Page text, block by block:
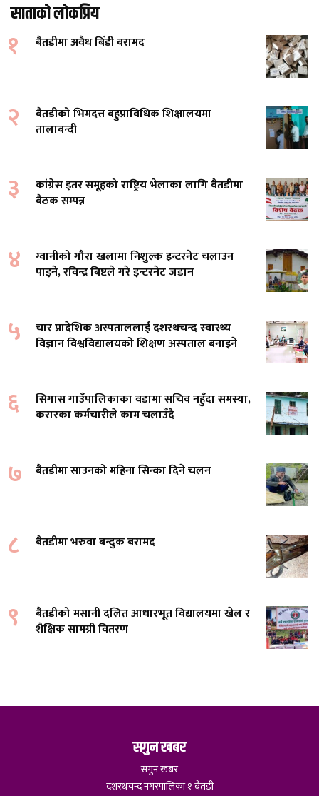
साताको लोकप्रिय
१ बैतडीमा अवैध बिँडी बरामद
२
बैतडीको भिमदत्त बहुप्राविधिक शिक्षालयमा
तालाबन्दी
३
कांग्रेस इतर समूहको राष्ट्रिय भेलाका लागि बैतडीमा
बैठक सम्पन्न
४
ग्वानीको गौरा खलामा निशुल्क इन्टरनेट चलाउन
पाइने, रविन्द्र बिष्टले गरे इन्टरनेट जडान
५
चार प्रादेशिक अस्पताललाई दशरथचन्द स्वास्थ्य
विज्ञान विश्वविद्यालयको शिक्षण अस्पताल बनाइने
६
सिगास गाउँपालिकाका वडामा सचिव नहुँदा समस्या,
करारका कर्मचारीले काम चलाउँदै
७ बैतडीमा साउनको महिना सिन्का दिने चलन
८ बैतडीमा भरुवा बन्दुक बरामद
९
बैतडीको मसानी दलित आधारभूत विद्यालयमा खेल र
शैक्षिक सामग्री वितरण
सगुन खबर
सगुन खबर
दशरथचन्द नगरपालिका १ बैतडी